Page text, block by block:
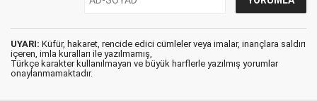
UYARI: Küfür, hakaret, rencide edici cümleler veya imalar, inançlara saldırı
içeren, imla kuralları ile yazılmamış,
Türkçe karakter kullanılmayan ve büyük harflerle yazılmış yorumlar
onaylanmamaktadır.